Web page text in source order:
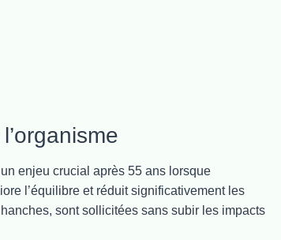
un enjeu crucial après 55 ans lorsque
l’équilibre et réduit significativement les
sont sollicitées sans subir les impacts